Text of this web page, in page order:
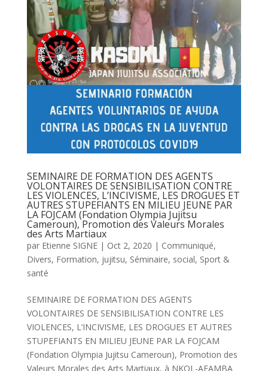
SEMINAIRE DE FORMATION DES AGENTS
VOLONTAIRES DE SENSIBILISATION CONTRE
LES VIOLENCES, L’INCIVISME, LES DROGUES ET
AUTRES STUPEFIANTS EN MILIEU JEUNE PAR
LA FOJCAM (Fondation Olympia Jujitsu
Cameroun), Promotion des Valeurs Morales
des Arts Martiaux
par Etienne SIGNE| Oct 2, 2020 | Communiqué,
Divers, Formation, jujitsu, Séminaire, social, Sport &
santé
SEMINAIRE DE FORMATION DES AGENTS
VOLONTAIRES DE SENSIBILISATION CONTRE LES
VIOLENCES, L’INCIVISME, LES DROGUES ET AUTRES
STUPEFIANTS EN MILIEU JEUNE PAR LA FOJCAM
(Fondation Olympia Jujitsu Cameroun), Promotion des
Valeurs Morales des Arts Martiaux, à NKOL-AFAMBA